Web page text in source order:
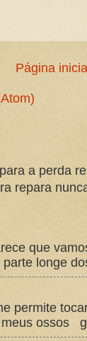
Página
a perda
repara
que
parte longe
permite
ossos